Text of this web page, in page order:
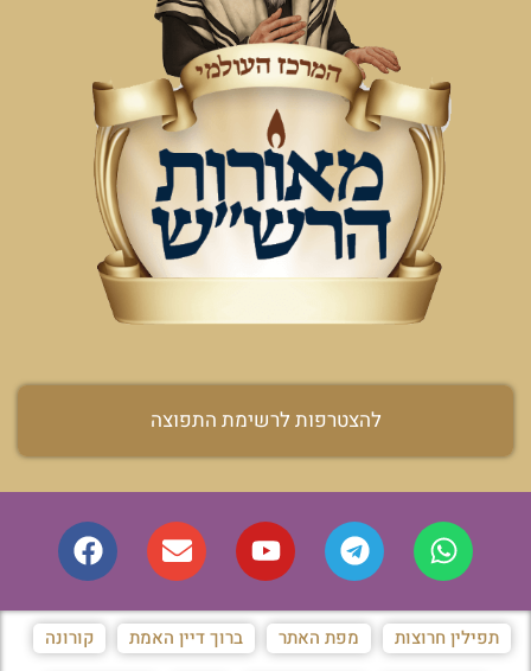
להצטרפות לרשימת התפוצה
תפילין חרוצות מפת האתר ברוך דיין האמת קורונה